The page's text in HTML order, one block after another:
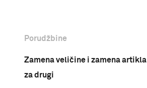
Porudžbine
Zamena veličine i zamena artikla
za drugi